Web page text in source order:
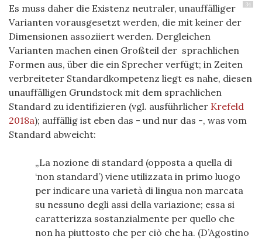
34
Es muss daher die Existenz neutraler, unauffälliger
Varianten vorausgesetzt werden, die mit keiner der
Dimensionen assoziiert werden. Dergleichen
Varianten machen einen Großteil der sprachlichen
Formen aus, über die ein Sprecher verfügt; in Zeiten
verbreiteter Standardkompetenz liegt es nahe, diesen
unauffälligen Grundstock mit dem sprachlichen
Standard zu identifizieren (vgl. ausführlicher Krefeld
2018a); auffällig ist eben das - und nur das -, was vom
Standard abweicht:
La nozione di standard (opposta a quella di
‘non standard’) viene utilizzata in primo luogo
per indicare una varietà di lingua non marcata
su nessuno degli assi della variazione; essa si
caratterizza sostanzialmente per quello che
non ha piuttosto che per ciò che ha. (D’Agostino